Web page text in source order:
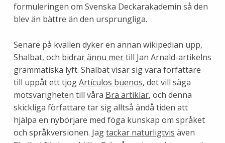
formuleringen om Svenska Deckarakademin så den
blev än bättre än den ursprungliga.
Senare på kvällen dyker en annan wikipedian upp,
Shalbat, och bidrar ännu mertill Jan Arnald-artikelns
grammatiska lyft. Shalbat visar sig vara författare
till uppåt ett tjogArtículos buenos, det vill säga
motsvarigheten till våra Bra artiklar, och denna
skickliga författare tar sig alltså ändå tiden att
hjälpa en nybörjare med föga kunskap om språket
och språkversionen. Jagtackar naturligtvis även